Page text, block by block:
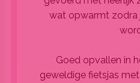
wat opwarmt zodra
Goed opvallen in
geweldige fietsjas